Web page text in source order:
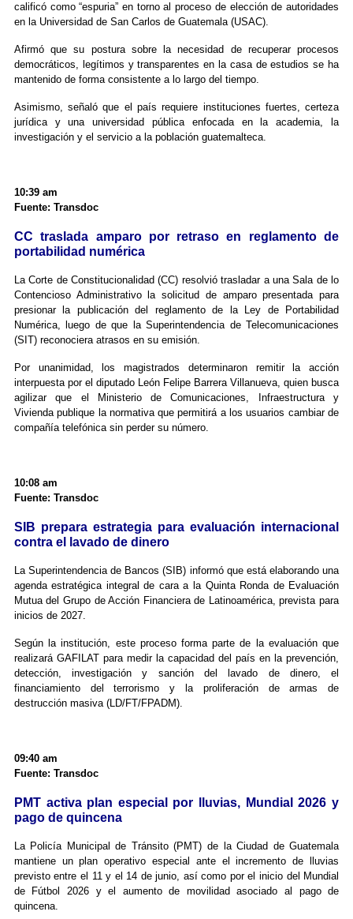
calificó como “espuria” en torno al proceso de elección de autoridades
en la Universidad de San Carlos de Guatemala (USAC).
Afirmó que su postura sobre la necesidad de recuperar procesos
democráticos, legítimos y transparentes en la casa de estudios se ha
mantenido de forma consistente a lo largo del tiempo.
Asimismo, señaló que el país requiere instituciones fuertes, certeza
jurídica y una universidad pública enfocada en la academia, la
investigación y el servicio a la población guatemalteca.
10:39 am
Fuente: Transdoc
CC traslada amparo por retraso en reglamento de
portabilidad numérica
La Corte de Constitucionalidad (CC) resolvió trasladar a una Sala de lo
Contencioso Administrativo la solicitud de amparo presentada para
presionar la publicación del reglamento de la Ley de Portabilidad
Numérica, luego de que la Superintendencia de Telecomunicaciones
(SIT) reconociera atrasos en su emisión.
Por unanimidad, los magistrados determinaron remitir la acción
interpuesta por el diputado León Felipe Barrera Villanueva, quien busca
agilizar que el Ministerio de Comunicaciones, Infraestructura y
Vivienda publique la normativa que permitirá a los usuarios cambiar de
compañía telefónica sin perder su número.
10:08 am
Fuente: Transdoc
SIB prepara estrategia para evaluación internacional
contra el lavado de dinero
La Superintendencia de Bancos (SIB) informó que está elaborando una
agenda estratégica integral de cara a la Quinta Ronda de Evaluación
Mutua del Grupo de Acción Financiera de Latinoamérica, prevista para
inicios de 2027.
Según la institución, este proceso forma parte de la evaluación que
realizará GAFILAT para medir la capacidad del país en la prevención,
detección, investigación y sanción del lavado de dinero, el
financiamiento del terrorismo y la proliferación de armas de
destrucción masiva (LD/FT/FPADM).
09:40 am
Fuente: Transdoc
PMT activa plan especial por lluvias, Mundial 2026 y
pago de quincena
La Policía Municipal de Tránsito (PMT) de la Ciudad de Guatemala
mantiene un plan operativo especial ante el incremento de lluvias
previsto entre el 11 y el 14 de junio, así como por el inicio del Mundial
de Fútbol 2026 y el aumento de movilidad asociado al pago de
quincena.